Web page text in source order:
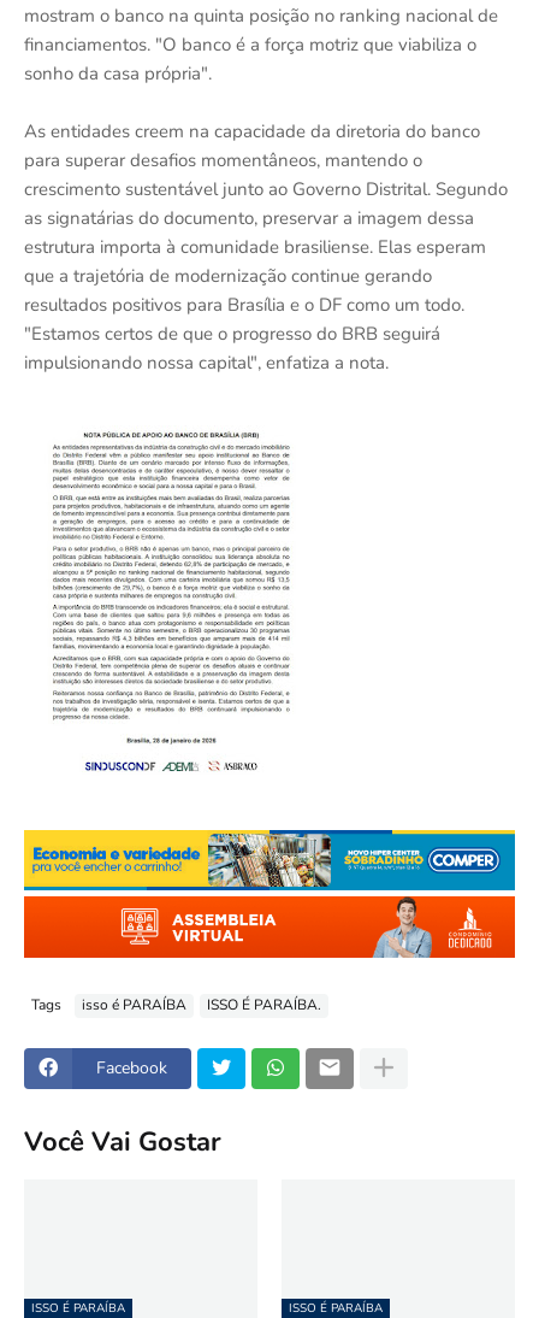
mostram o banco na quinta posição no ranking nacional de
financiamentos. "O banco é a força motriz que viabiliza o
sonho da casa própria".
As entidades creem na capacidade da diretoria do banco
para superar desafios momentâneos, mantendo o
crescimento sustentável junto ao Governo Distrital. Segundo
as signatárias do documento, preservar a imagem dessa
estrutura importa à comunidade brasiliense. Elas esperam
que a trajetória de modernização continue gerando
resultados positivos para Brasília e o DF como um todo.
"Estamos certos de que o progresso do BRB seguirá
impulsionando nossa capital", enfatiza a nota.
Tags isso é PARAÍBA ISSO É PARAÍBA.
Facebook
Você Vai Gostar
ISSO É PARAÍBA ISSO É PARAÍBA